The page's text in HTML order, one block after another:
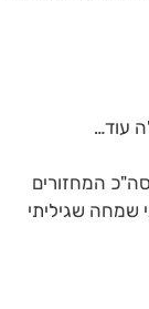
עוד…
המחזורים
שמחה שגיליתי